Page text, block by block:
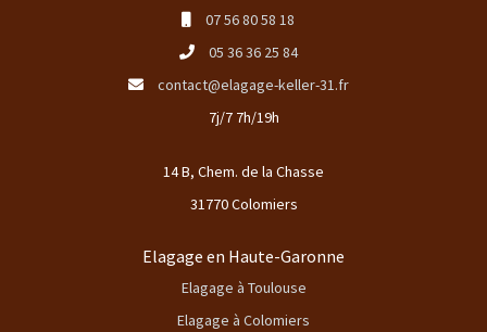
07 56 80 58 18
05 36 36 25 84
contact@elagage-keller-31.fr
7j/7 7h/19h
14 B, Chem. de la Chasse
31770 Colomiers
Elagage en Haute-Garonne
Elagage à Toulouse
Elagage à Colomiers